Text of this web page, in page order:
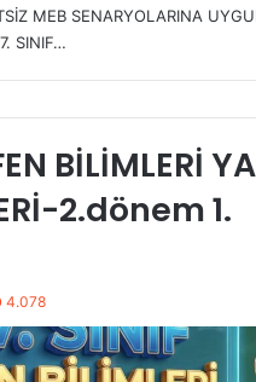
MEB SENARYOLARINA
SINIF…
BİLİMLERİ
2.dönem 1.
4.078